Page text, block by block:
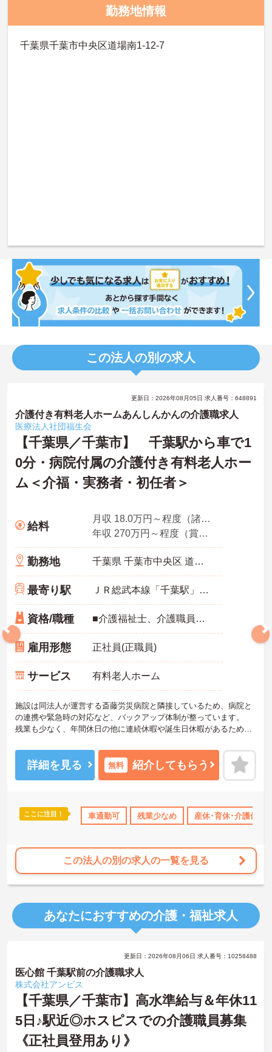
勤務地情報
千葉県千葉市中央区道場南1-12-7
この法人の別の求人
得実績あり 社会保険完備 交通費支給 退職金制度あり
更新日：2026年08月05日 求人番号：648891
介護付き有料老人ホームあんしんかんの介護職求人
医療法人社団福生会
【千葉県／千葉市】 千葉駅から車で1
0分・病院付属の介護付き有料老人ホー
ム＜介福・実務者・初任者＞
給料
月収 18.0万円～程度（諸手当込み）
年収 270万円～程度（賞与3.4ヵ月の場合）
勤務地 千葉県 千葉市中央区 道場南1-15-31
最寄り駅 ＪＲ総武本線「千葉駅」バス・車10分
資格/職種 ■介護福祉士、介護職員実務者研修、介護職員初任者研修、ホームヘルパー1級、ホームヘルパー2級いずれかの資格をお持ちの方 ※介護施設等での経験があれば尚可
雇用形態 正社員(正職員)
サービス 有料老人ホーム
施設は同法人が運営する斎藤労災病院と隣接しているため、病院と
の連携や緊急時の対応など、バックアップ体制が整っています。
残業も少なく、年間休日の他に連続休暇や誕生日休暇があるためプ
ご興味のある方には、面接対策ポイントなど、さらに詳細をお話い
たしますのでお気軽にご相談下さい。
詳細を見る 無料 紹介してもらう
ここに注目！ 車通勤可 残業少なめ 産休･育休･介護休暇
この法人の別の求人の一覧を見る
あなたにおすすめの介護・福祉求人
更新日：2026年08月06日 求人番号：10258488
医心館 千葉駅前の介護職求人
株式会社アンビス
【千葉県／千葉市】高水準給与＆年休11
5日♪駅近◎ホスピスでの介護職員募集
《正社員登用あり》